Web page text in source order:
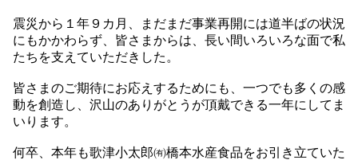
震災から１年９カ月、まだまだ事業再開には道半ばの状況
にもかかわらず、皆さまからは、長い間いろいろな面で私
たちを支えていただきした。
皆さまのご期待にお応えするためにも、一つでも多くの感
動を創造し、沢山のありがとうが頂戴できる一年にしてま
いります。
何卒、本年も歌津小太郎㈲橋本水産食品をお引き立ていた